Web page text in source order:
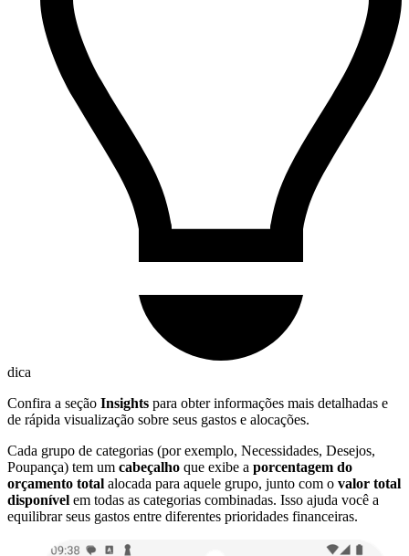
dica
Confira a seção Insights para obter informações mais detalhadas e
de rápida visualização sobre seus gastos e alocações.
Cada grupo de categorias (por exemplo, Necessidades, Desejos,
Poupança) tem um cabeçalho que exibe a porcentagem do
orçamento total alocada para aquele grupo, junto com o valor total
disponível em todas as categorias combinadas. Isso ajuda você a
equilibrar seus gastos entre diferentes prioridades financeiras.